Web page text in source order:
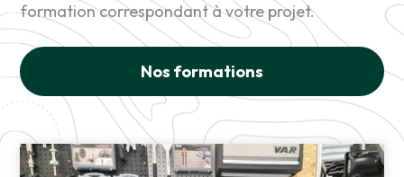
formation correspondant à votre projet.
Nos formations